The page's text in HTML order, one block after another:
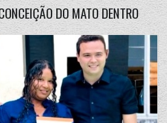
DO MATO DENTRO